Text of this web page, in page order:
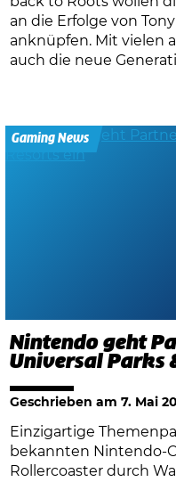
an die Erfolge von
anknüpfen. Mit vielen
auch die neue
Gaming News
Nintendo geht
Universal Parks
Geschrieben am7. Mai
Einzigartige
bekannten Nintendo-
Rollercoaster durch